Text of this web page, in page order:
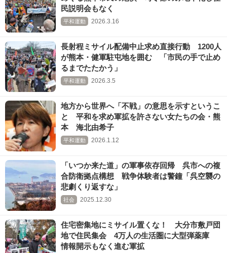
民説明会もなく
平和運動 2026.3.16
長射程ミサイル配備中止求め直接行動 1200人
が熊本・健軍駐屯地を囲む 「市民の手で止め
るまでたたかう」
平和運動 2026.3.5
地方から世界へ「不戦」の意思を示すというこ
と 平和を求め軍拡を許さない女たちの会・熊
本 海北由希子
平和運動 2026.1.12
「いつか来た道」の軍事依存回帰 呉市への複
合防衛拠点構想 戦争体験者は警鐘「呉空襲の
悲劇くり返すな」
社会 2025.12.30
住宅密集地にミサイル置くな！ 大分市敷戸団
地で住民集会 4万人の生活圏に大型弾薬庫
情報開示もなく進む軍拡